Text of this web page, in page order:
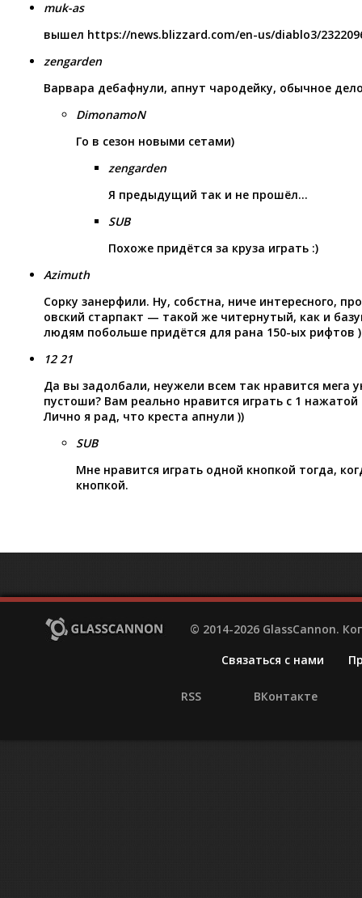
muk-as
вышел https://news.blizzard.com/en-us/diablo3/
zengarden
Варвара дебафнули, апнут чародейку, обычное
DimonamoN
Го в сезон новыми сетами)
zengarden
Я предыдущий так и не прошёл…
SUB
Похоже придётся за круза играть :)
Azimuth
Сорку занерфили. Ну, собстна, ниче интересного,
овский старпакт — такой же читернутый, как и
людям побольше придётся для рана 150-ых рифтов )
12 21
Да вы задолбали, неужели всем так нравится мега
пустоши? Вам реально нравится играть с 1 нажатой
Лично я рад, что креста апнули ))
SUB
Мне нравится играть одной кнопкой тогда,
кнопкой.
© 2014-2026 GlassCannon.
Связаться с нами
RSS ВКонтакте